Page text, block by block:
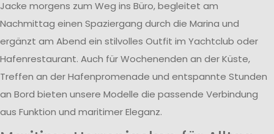
Jacke morgens zum Weg ins Büro, begleitet am
Nachmittag einen Spaziergang durch die Marina und
ergänzt am Abend ein stilvolles Outfit im Yachtclub oder
Hafenrestaurant. Auch für Wochenenden an der Küste,
Treffen an der Hafenpromenade und entspannte Stunden
an Bord bieten unsere Modelle die passende Verbindung
aus Funktion und maritimer Eleganz.